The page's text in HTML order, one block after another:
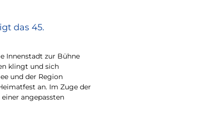
das 45.
Innenstadt zur Bühne
klingt und sich
und der Region
an. Im Zuge der
angepassten